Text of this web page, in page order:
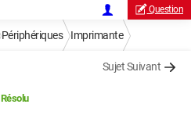
Question
Périphériques Imprimante
Sujet Suivant
Résolu